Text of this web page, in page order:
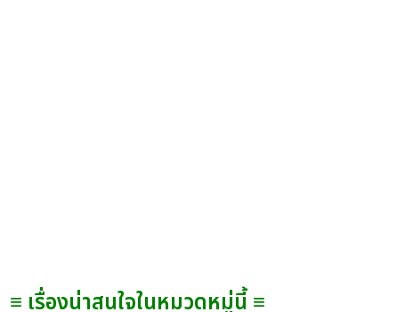
≡ เรื่องน่าสนใจในหมวดหมู่นี้ ≡